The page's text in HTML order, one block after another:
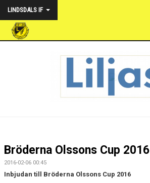
LINDSDALS IF
DOKUMENT & POLICY
Bröderna Olssons Cup 2016
2016-02-06 00:45
Inbjudan till Bröderna Olssons Cup 2016